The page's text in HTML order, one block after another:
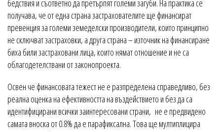
бедствия и съответно да претърпят големи загуби. На практика се
получава, че от една страна застрахователите ще финансират
превенция за големи земеделски производители, които принципно
не сключват застраховки, а друга страна – източник на финансиране
биха били застраховани лица, които нямат отношение и не са
облагодетелствани от законопроекта.
Освен че финансовата тежест не е разпределена справедливо, без
реална оценка на ефективността на въздействието и без да са
идентифицирани всички заинтересовани страни, не е предвидено
самата вноска от 0.8% да е парафиксална. Това ще мултиплицира